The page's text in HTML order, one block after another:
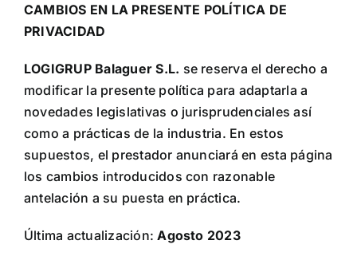
CAMBIOS EN LA PRESENTE POLÍTICA DE
PRIVACIDAD
LOGIGRUP Balaguer S.L. se reserva el derecho a
modificar la presente política para adaptarla a
novedades legislativas o jurisprudenciales así
como a prácticas de la industria. En estos
supuestos, el prestador anunciará en esta página
los cambios introducidos con razonable
antelación a su puesta en práctica.
Última actualización:Agosto 2023